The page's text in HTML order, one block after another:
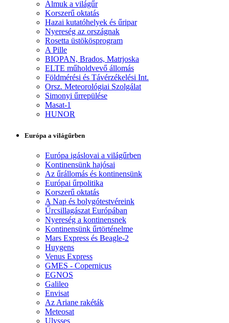
Álmuk a világűr
Korszerű oktatás
Hazai kutatóhelyek és űripar
Nyereség az országnak
Rosetta üstökösprogram
A Pille
BIOPAN, Brados, Matrjoska
ELTE műholdvevő állomás
Földmérési és Távérzékelési Int.
Orsz. Meteorológiai Szolgálat
Simonyi űrrepülése
Masat-1
HUNOR
Európa a világűrben
Európa igáslovai a világűrben
Kontinensünk hajósai
Az űrállomás és kontinensünk
Európai űrpolitika
Korszerű oktatás
A Nap és bolygótestvéreink
Űrcsillagászat Európában
Nyereség a kontinensnek
Kontinensünk űrtörténelme
Mars Express és Beagle-2
Huygens
Venus Express
GMES - Copernicus
EGNOS
Galileo
Envisat
Az Ariane rakéták
Meteosat
Ulysses